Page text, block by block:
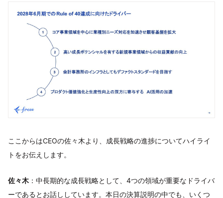
ここからはCEOの佐々木より、成長戦略の進捗についてハイライ
トをお伝えします。
佐々木 ：中長期的な成長戦略として、4つの領域が重要なドライバ
ーであるとお話ししています。本日の決算説明の中でも、いくつ